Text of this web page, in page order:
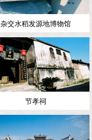
杂交水稻发源地博物馆
节孝祠